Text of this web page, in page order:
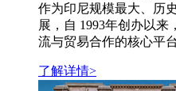
作为印尼规模最大、历
展，自 1993年创办以
流与贸易合作的核心平台
了解详情>